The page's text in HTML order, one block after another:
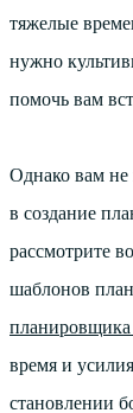
тяжелые
нужно
помочь вам
Однако вам не
в создание
рассмотрите
шаблонов
планировщика
время и
становлении